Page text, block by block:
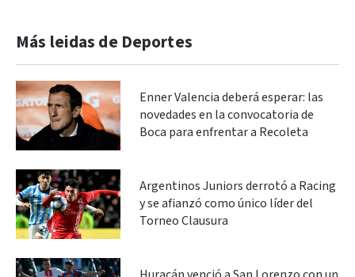
Más leidas de Deportes
Enner Valencia deberá esperar: las
novedades en la convocatoria de
Boca para enfrentar a Recoleta
Argentinos Juniors derrotó a Racing
y se afianzó como único líder del
Torneo Clausura